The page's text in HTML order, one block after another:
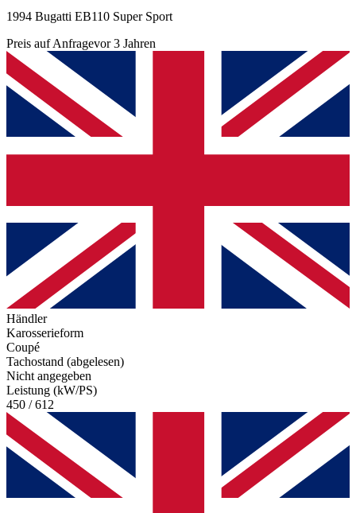
1994 Bugatti EB110 Super Sport
Preis auf Anfragevor 3 Jahren
Händler
Karosserieform
Coupé
Tachostand (abgelesen)
Nicht angegeben
Leistung (kW/PS)
450 / 612